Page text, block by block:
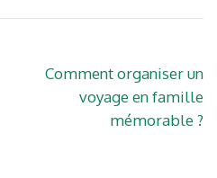
Comment organiser un
voyage en famille
mémorable ?